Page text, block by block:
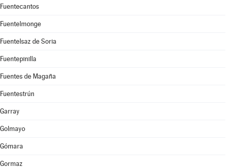
Fuentecantos
Fuentelmonge
Fuentelsaz de Soria
Fuentepinilla
Fuentes de Magaña
Fuentestrún
Garray
Golmayo
Gómara
Gormaz